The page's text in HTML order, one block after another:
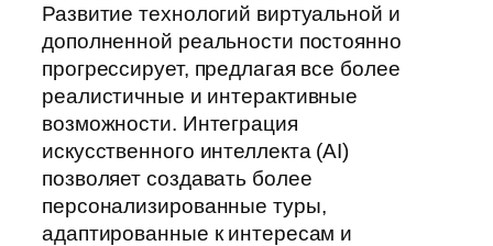
Развитие технологий виртуальной и
дополненной реальности постоянно
прогрессирует, предлагая все более
реалистичные и интерактивные
возможности. Интеграция
искусственного интеллекта (AI)
позволяет создавать более
персонализированные туры,
адаптированные к интересам и